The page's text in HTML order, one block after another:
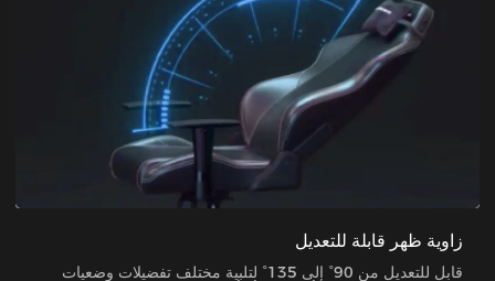
زاوية ظهر قابلة للتعديل
قابل للتعديل من 90° إلى 135° لتلبية مختلف تفضيلات وضعيات